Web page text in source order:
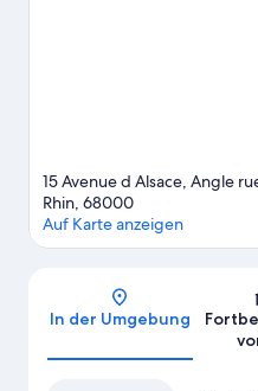
15 Avenue d Alsace, Angle
Rhin, 68000
Auf Karte anzeigen
In der Umgebung